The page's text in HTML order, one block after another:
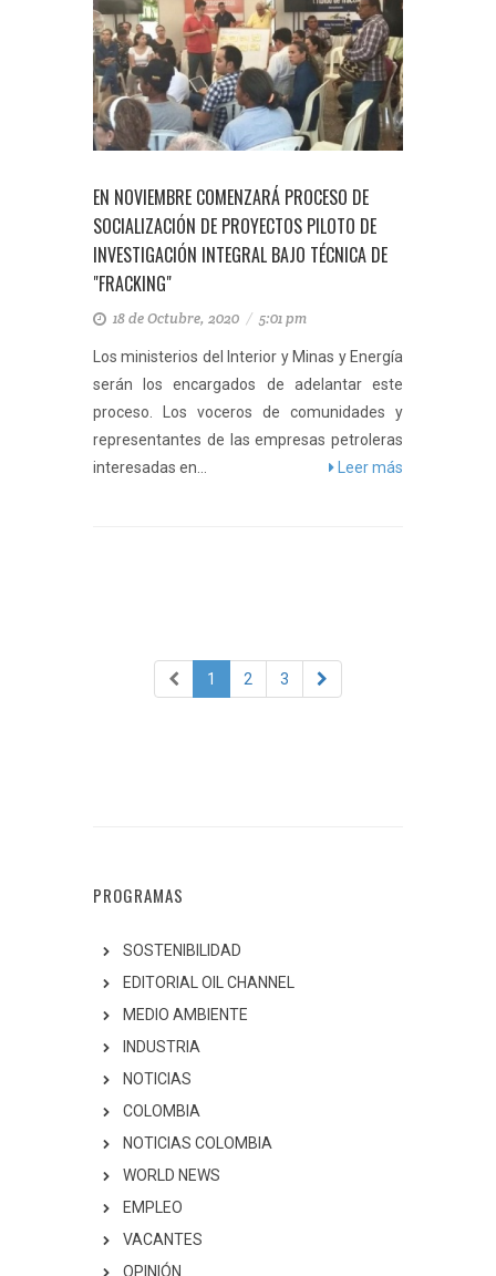
EN NOVIEMBRE COMENZARÁ PROCESO DE
SOCIALIZACIÓN DE PROYECTOS PILOTO DE
INVESTIGACIÓN INTEGRAL BAJO TÉCNICA DE
"FRACKING"
18 de Octubre, 2020 / 5:01 pm
Los ministerios del Interior y Minas y Energía
serán los encargados de adelantar este
proceso. Los voceros de comunidades y
representantes de las empresas petroleras
interesadas en...
Leer más
1 2 3
PROGRAMAS
SOSTENIBILIDAD
EDITORIAL OIL CHANNEL
MEDIO AMBIENTE
INDUSTRIA
NOTICIAS
COLOMBIA
NOTICIAS COLOMBIA
WORLD NEWS
EMPLEO
VACANTES
OPINIÓN